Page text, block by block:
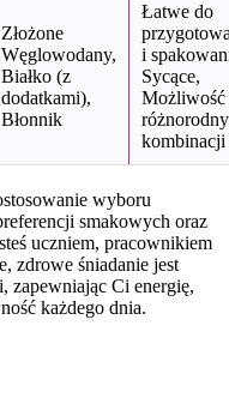
Złożone
Węglowodany,
Białko (z
dodatkami),
Błonnik
Łatwe do
i
Sycące,
Możliwość
kombinacji
wyboru
smakowych oraz
uczniem, pracownikiem
zdrowe śniadanie jest
zapewniając Ci energię,
każdego dnia.